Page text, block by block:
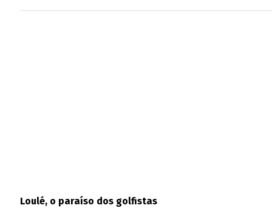
Loulé, o paraíso dos golfistas